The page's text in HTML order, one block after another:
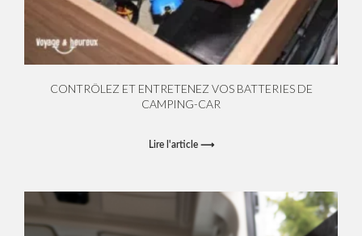
CONTRÔLEZ ET ENTRETENEZ VOS BATTERIES DE
CAMPING-CAR
Lire l'article ⟶